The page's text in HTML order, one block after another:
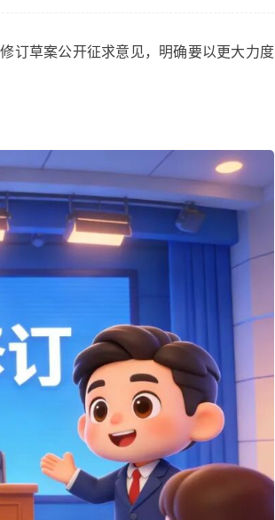
订草案公开征求意见，明确要以更大力度